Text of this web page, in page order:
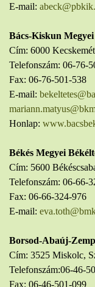
E-mail:
Bács-Kiskun
Cím: 6000
Telefonszám: 06-76-
Fax: 06-76-501-538
E-mail:
Honlap:
Békés Megyei
Cím: 5600
Telefonszám: 06-66-
Fax: 06-66-324-976
E-mail:
Borsod-Abaúj-
Cím: 3525 Miskolc,
Telefonszám:06-46-
Fax: 06-46-501-099